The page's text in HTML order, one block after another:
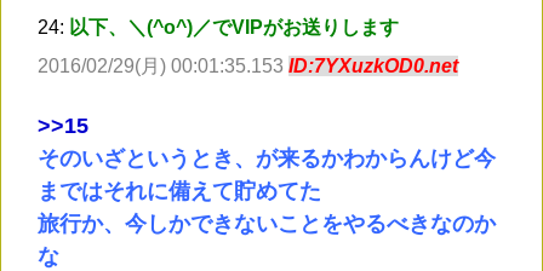
24: 以下、＼(^o^)／でVIPがお送りします
2016/02/29(月) 00:01:35.153 ID:7YXuzkOD0.net
>>15
そのいざというとき、が来るかわからんけど今
まではそれに備えて貯めてた
旅行か、今しかできないことをやるべきなのか
な